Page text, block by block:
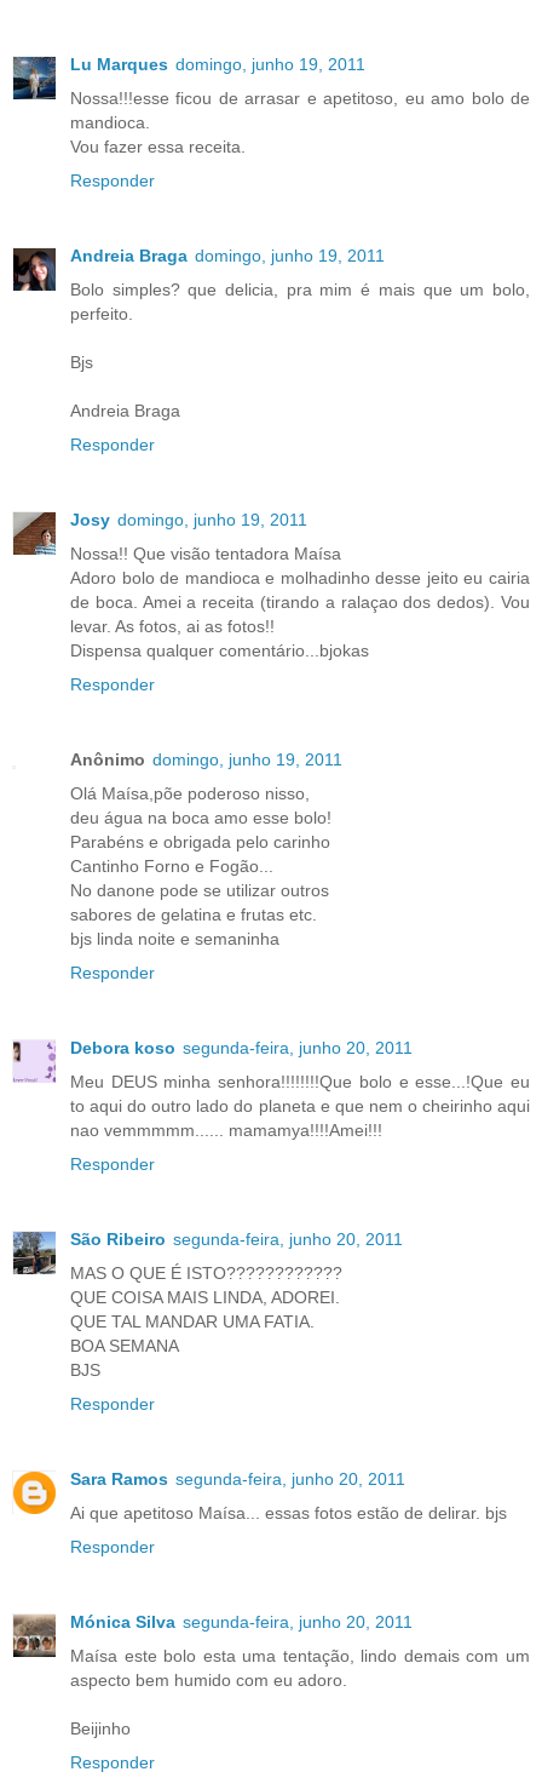
Lu Marques domingo, junho 19, 2011
Nossa!!!esse ficou de arrasar e apetitoso, eu amo bolo de
mandioca.
Vou fazer essa receita.
Responder
Andreia Braga domingo, junho 19, 2011
Bolo simples? que delicia, pra mim é mais que um bolo,
perfeito.
Bjs
Andreia Braga
Responder
Josy domingo, junho 19, 2011
Nossa!! Que visão tentadora Maísa
Adoro bolo de mandioca e molhadinho desse jeito eu cairia
de boca. Amei a receita (tirando a ralaçao dos dedos). Vou
levar. As fotos, ai as fotos!!
Dispensa qualquer comentário...bjokas
Responder
Anônimo domingo, junho 19, 2011
Olá Maísa,põe poderoso nisso,
deu água na boca amo esse bolo!
Parabéns e obrigada pelo carinho
Cantinho Forno e Fogão...
No danone pode se utilizar outros
sabores de gelatina e frutas etc.
bjs linda noite e semaninha
Responder
Debora koso segunda-feira, junho 20, 2011
Meu DEUS minha senhora!!!!!!!!Que bolo e esse...!Que eu
to aqui do outro lado do planeta e que nem o cheirinho aqui
nao vemmmmm...... mamamya!!!!Amei!!!
Responder
São Ribeiro segunda-feira, junho 20, 2011
MAS O QUE É ISTO????????????
QUE COISA MAIS LINDA, ADOREI.
QUE TAL MANDAR UMA FATIA.
BOA SEMANA
BJS
Responder
Sara Ramos segunda-feira, junho 20, 2011
Ai que apetitoso Maísa... essas fotos estão de delirar. bjs
Responder
Mónica Silva segunda-feira, junho 20, 2011
Maísa este bolo esta uma tentação, lindo demais com um
aspecto bem humido com eu adoro.
Beijinho
Responder